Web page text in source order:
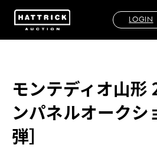
LOGIN
モンテディオ山形
ンパネルオークシ
弾］